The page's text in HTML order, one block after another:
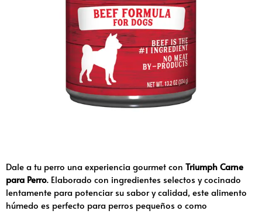
Dale a tu perro una experiencia gourmet con Triumph Carne
para Perro. Elaborado con ingredientes selectos y cocinado
lentamente para potenciar su sabor y calidad, este alimento
húmedo es perfecto para perros pequeños o como